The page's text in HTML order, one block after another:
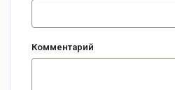
Комментарий